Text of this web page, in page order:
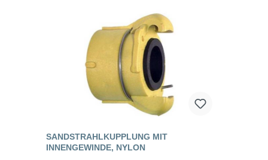
SANDSTRAHLKUPPLUNG MIT
INNENGEWINDE, NYLON